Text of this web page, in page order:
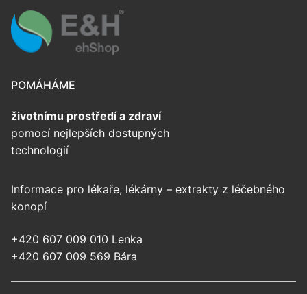
POMÁHÁME
životnímu prostředía zdraví
pomocí nejlepších dostupných
technologií
Informace pro lékaře, lékárny – extrakty z léčebného
konopí
+420 607 009 010 Lenka
+420 607 009 569 Bára